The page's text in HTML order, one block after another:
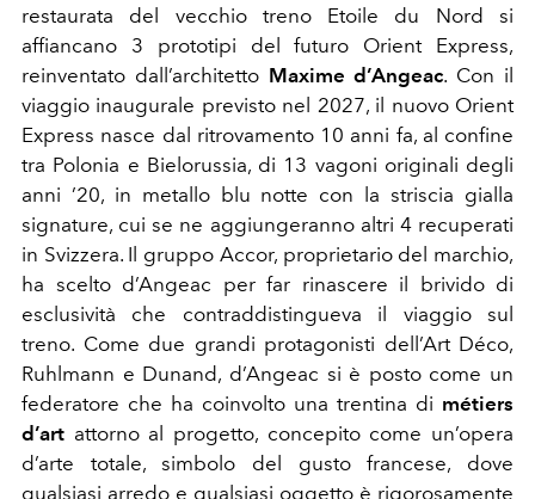
restaurata del vecchio treno Etoile du Nord si
affiancano 3 prototipi del futuro Orient Express,
reinventato dall’architetto Maxime d’Angeac. Con il
viaggio inaugurale previsto nel 2027, il nuovo Orient
Express nasce dal ritrovamento 10 anni fa, al confine
tra Polonia e Bielorussia, di 13 vagoni originali degli
anni ’20, in metallo blu notte con la striscia gialla
signature, cui se ne aggiungeranno altri 4 recuperati
in Svizzera. Il gruppo Accor, proprietario del marchio,
ha scelto d’Angeac per far rinascere il brivido di
esclusività che contraddistingueva il viaggio sul
treno. Come due grandi protagonisti dell’Art Déco,
Ruhlmann e Dunand, d’Angeac si è posto come un
federatore che ha coinvolto una trentina di métiers
d’art attorno al progetto, concepito come un’opera
d’arte totale, simbolo del gusto francese, dove
qualsiasi arredo e qualsiasi oggetto è rigorosamente